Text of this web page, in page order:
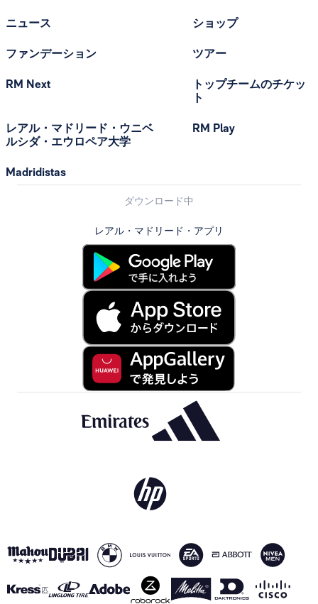
ニュース
ファンデーション
RM Next
レアル・マドリード・ウニベ
ルシダ・エウロペア大学
Madridistas
ショップ
ツアー
トップチームのチケッ
ト
RM Play
ダウンロード中
レアル・マドリード・アプリ